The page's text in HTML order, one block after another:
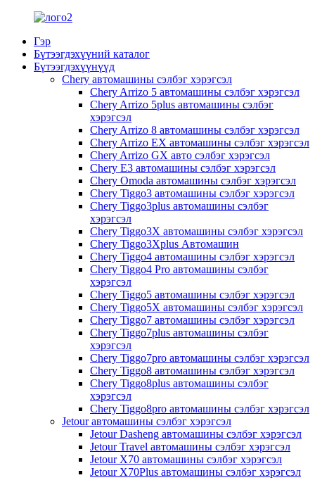
Гэр
Бүтээгдэхүүний каталог
Бүтээгдэхүүнүүд
Chery автомашины сэлбэг хэрэгсэл
Chery Arrizo 5 автомашины сэлбэг хэрэгсэл
Chery Arrizo 5plus автомашины сэлбэг
хэрэгсэл
Chery Arrizo 8 автомашины сэлбэг хэрэгсэл
Chery Arrizo EX автомашины сэлбэг хэрэгсэл
Chery Arrizo GX авто сэлбэг хэрэгсэл
Chery E3 автомашины сэлбэг хэрэгсэл
Chery Omoda автомашины сэлбэг хэрэгсэл
Chery Tiggo3 автомашины сэлбэг хэрэгсэл
Chery Tiggo3plus автомашины сэлбэг
хэрэгсэл
Chery Tiggo3X автомашины сэлбэг хэрэгсэл
Chery Tiggo3Xplus Автомашин
Chery Tiggo4 автомашины сэлбэг хэрэгсэл
Chery Tiggo4 Pro автомашины сэлбэг
хэрэгсэл
Chery Tiggo5 автомашины сэлбэг хэрэгсэл
Chery Tiggo5X автомашины сэлбэг хэрэгсэл
Chery Tiggo7 автомашины сэлбэг хэрэгсэл
Chery Tiggo7plus автомашины сэлбэг
хэрэгсэл
Chery Tiggo7pro автомашины сэлбэг хэрэгсэл
Chery Tiggo8 автомашины сэлбэг хэрэгсэл
Chery Tiggo8plus автомашины сэлбэг
хэрэгсэл
Chery Tiggo8pro автомашины сэлбэг хэрэгсэл
Jetour автомашины сэлбэг хэрэгсэл
Jetour Dasheng автомашины сэлбэг хэрэгсэл
Jetour Travel автомашины сэлбэг хэрэгсэл
Jetour X70 автомашины сэлбэг хэрэгсэл
Jetour X70Plus автомашины сэлбэг хэрэгсэл